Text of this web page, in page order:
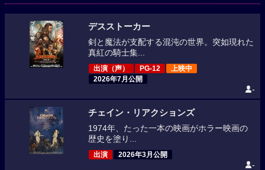
デスストーカー
剣と魔法が支配する混沌の世界。突如現れた
真紅の騎士集...
出演（声） PG-12
上映中
2026年7月公開
-
チェイン・リアクションズ
1974年、たった一本の映画がホラー映画の
歴史を塗り...
出演 2026年3月公開
-